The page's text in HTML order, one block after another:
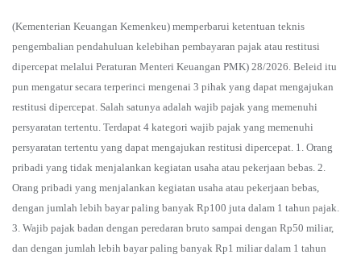
(Kementerian Keuangan Kemenkeu) memperbarui ketentuan teknis
pengembalian pendahuluan kelebihan pembayaran pajak atau restitusi
dipercepat melalui Peraturan Menteri Keuangan PMK) 28/2026. Beleid itu
pun mengatur secara terperinci mengenai 3 pihak yang dapat mengajukan
restitusi dipercepat. Salah satunya adalah wajib pajak yang memenuhi
persyaratan tertentu. Terdapat 4 kategori wajib pajak yang memenuhi
persyaratan tertentu yang dapat mengajukan restitusi dipercepat. 1. Orang
pribadi yang tidak menjalankan kegiatan usaha atau pekerjaan bebas. 2.
Orang pribadi yang menjalankan kegiatan usaha atau pekerjaan bebas,
dengan jumlah lebih bayar paling banyak Rp100 juta dalam 1 tahun pajak.
3. Wajib pajak badan dengan peredaran bruto sampai dengan Rp50 miliar,
dan dengan jumlah lebih bayar paling banyak Rp1 miliar dalam 1 tahun